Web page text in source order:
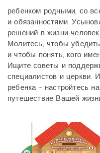
ребенком родными, со
и обязанностями.
решений в жизни
Молитесь, чтобы
и чтобы понять, кого
Ищите советы и
специалистов и церкви.
ребенка - настройтесь
путешествие Вашей